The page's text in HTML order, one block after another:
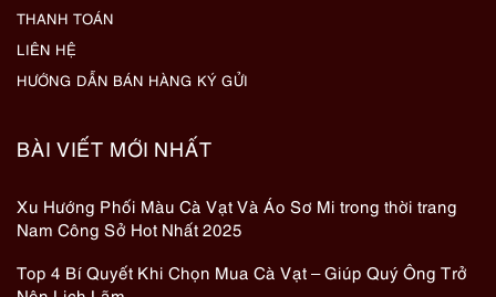
THANH TOÁN
LIÊN HỆ
HƯỚNG DẪN BÁN HÀNG KÝ GỬI
BÀI VIẾT MỚI NHẤT
Xu Hướng Phối Màu Cà Vạt Và Áo Sơ Mi trong thời trang
Nam Công Sở Hot Nhất 2025
Top 4 Bí Quyết Khi Chọn Mua Cà Vạt – Giúp Quý Ông Trở